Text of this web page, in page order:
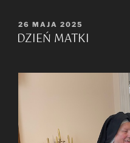
Domu
Macierzystego
OPUBLIKOWANE
W
26 MAJA 2025
DZIEŃ MATKI